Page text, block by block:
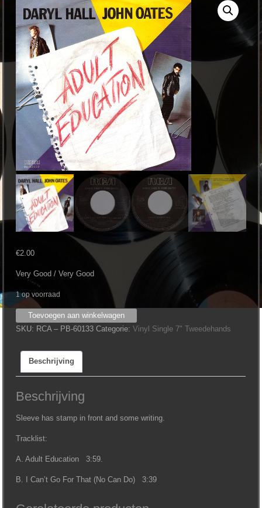
€2.00
Very Good / Very Good
1 op voorraad
Daryl
Hall
John
Oates
‎–
Adult
(7'')
Toevoegen aan winkelwagen
SKU: RCA ‎– PB-60133 Categorie:Vinyl Single 7" Tweedehands
Beschrijving
Beschrijving
Sleeve has stamp in front and some writing.
Tracklist:
A. Adult Education 3:59.
B. I Can’t Go For That (No Can Do) 3:39